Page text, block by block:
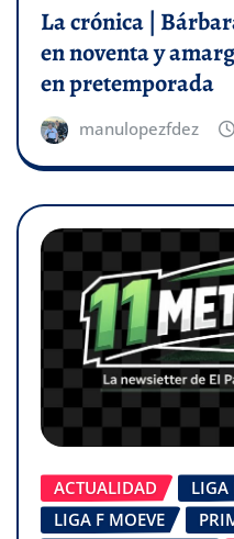
La crónica |
en noventa y
en pretemporada
manulopezfdez
ACTUALIDAD LIGA
LIGA F MOEVE